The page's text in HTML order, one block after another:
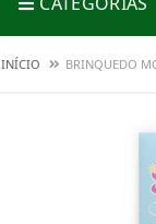
INÍCIO BRINQUEDO